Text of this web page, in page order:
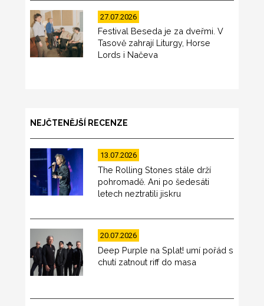
27.07.2026
Festival Beseda je za dveřmi. V
Tasově zahrají Liturgy, Horse
Lords i Načeva
NEJČTENĚJŠÍ RECENZE
13.07.2026
The Rolling Stones stále drží
pohromadě. Ani po šedesáti
letech neztratili jiskru
20.07.2026
Deep Purple na Splat! umí pořád s
chutí zatnout riff do masa